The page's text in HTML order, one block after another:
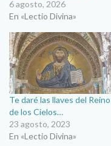
6 agosto, 2026
En «Lectio Divina»
Te daré las llaves del Reino
de los Cielos…
23 agosto, 2023
En «Lectio Divina»